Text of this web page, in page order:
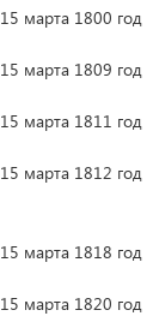
15 марта 1800 год
15 марта 1809 год
15 марта 1811 год
15 марта 1812 год
15 марта 1818 год
15 марта 1820 год